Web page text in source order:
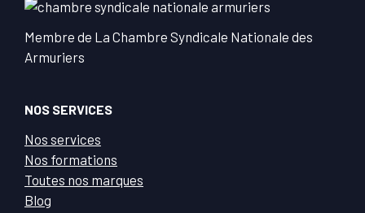
Membre de La Chambre Syndicale Nationale des
Armuriers
NOS SERVICES
Nos services
Nos formations
Toutes nos marques
Blog